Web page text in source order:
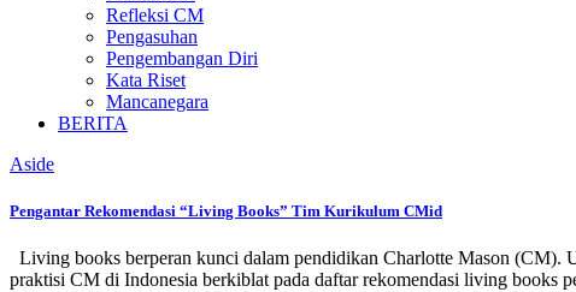
Refleksi CM
Pengasuhan
Pengembangan Diri
Kata Riset
Mancanegara
BERITA
Aside
Pengantar Rekomendasi “Living Books” Tim Kurikulum CMid
Living books berperan kunci dalam pendidikan Charlotte Mason (CM).
praktisi CM di Indonesia berkiblat pada daftar rekomendasi living